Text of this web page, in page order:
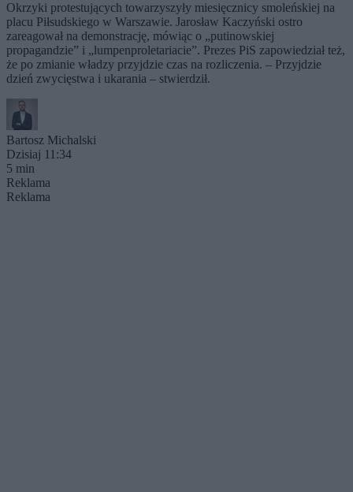
Okrzyki protestujących towarzyszyły miesięcznicy smoleńskiej na
placu Piłsudskiego w Warszawie. Jarosław Kaczyński ostro
zareagował na demonstrację, mówiąc o „putinowskiej
propagandzie” i „lumpenproletariacie”. Prezes PiS zapowiedział też,
że po zmianie władzy przyjdzie czas na rozliczenia. – Przyjdzie
dzień zwycięstwa i ukarania – stwierdził.
Bartosz Michalski
Dzisiaj 11:34
5 min
Reklama
Reklama